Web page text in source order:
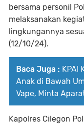
bersama personil
melaksanakan
lingkungannya
(12/10/24).
Baca Juga : KPAI
Anak di Bawah
Vape, Minta
Kapolres Cilegon